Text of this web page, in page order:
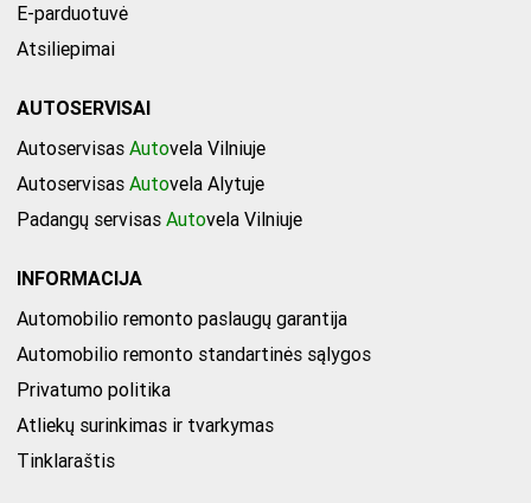
E-parduotuvė
Atsiliepimai
AUTOSERVISAI
Autoservisas Autovela Vilniuje
Autoservisas Autovela Alytuje
Padangų servisas Autovela Vilniuje
INFORMACIJA
Automobilio remonto paslaugų garantija
Automobilio remonto standartinės sąlygos
Privatumo politika
Atliekų surinkimas ir tvarkymas
Tinklaraštis